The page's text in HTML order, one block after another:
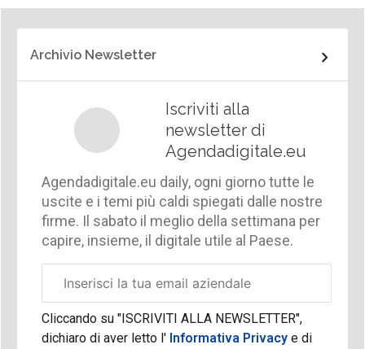
Archivio Newsletter
Iscriviti alla
newsletter di
Agendadigitale.eu
Agendadigitale.eu daily, ogni giorno tutte le
uscite e i temi più caldi spiegati dalle nostre
firme. Il sabato il meglio della settimana per
capire, insieme, il digitale utile al Paese.
aziendale
Cliccando su "ISCRIVITI ALLA NEWSLETTER",
dichiaro di aver letto l'Informativa Privacy e di